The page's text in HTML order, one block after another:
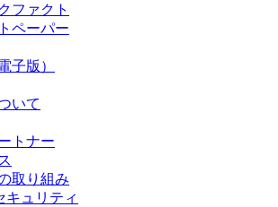
ファクト
ペーパー
子版）
いて
トナー
取り組み
キュリティ